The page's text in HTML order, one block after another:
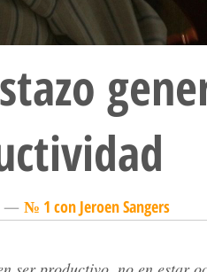
— № 1 con Jeroen Sangers